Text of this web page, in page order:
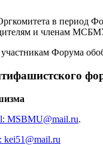
в период
и членам
участникам
MSBMU@mail.ru.
kei51@mail.ru